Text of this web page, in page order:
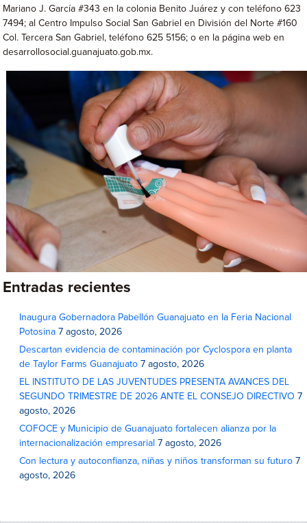
Mariano J. García #343 en la colonia Benito Juárez y con teléfono 623
7494; al Centro Impulso Social San Gabriel en División del Norte #160
Col. Tercera San Gabriel, teléfono 625 5156; o en la página web en
desarrollosocial.guanajuato.gob.mx.
Entradas recientes
Inaugura Gobernadora Pabellón Guanajuato en la Feria Nacional
Potosina 7 agosto, 2026
Descartan evidencia de contaminación por Cyclospora en planta
de Taylor Farms Guanajuato 7 agosto, 2026
EL INSTITUTO DE LAS JUVENTUDES PRESENTA AVANCES DEL
SEGUNDO TRIMESTRE DE 2026 ANTE EL CONSEJO DIRECTIVO 7
agosto, 2026
COFOCE y Municipio de Guanajuato fortalecen alianza por la
internacionalización empresarial 7 agosto, 2026
Con lectura y autoconfianza, niñas y niños transforman su futuro 7
agosto, 2026